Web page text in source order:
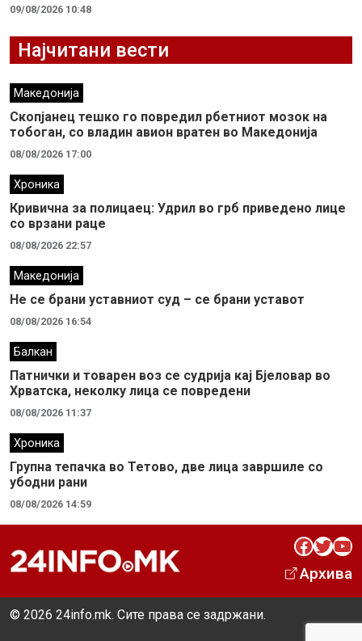
09/08/2026 10:48
Најчитани вести
Македонија
Скопјанец тешко го повредил рбетниот мозок на
тобоган, со владин авион вратен во Македонија
08/08/2026 17:00
Хроника
Кривична за полицаец: Удрил во грб приведено лице
со врзани раце
08/08/2026 22:57
Македонија
Не се брани уставниот суд – се брани уставот
08/08/2026 16:54
Балкан
Патнички и товарен воз се судрија кај Бјеловар во
Хрватска, неколку лица се повредени
08/08/2026 11:37
Хроника
Групна тепачка во Тетово, две лица завршиле со
убодни рани
08/08/2026 14:59
Facebook Twitter YouTube
Архива
© 2026 24info.mk. Сите права се задржани.